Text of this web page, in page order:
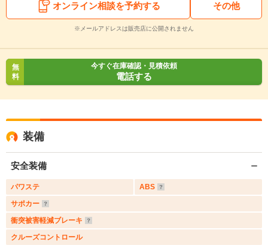
オンライン相談を予約する その他
※メールアドレスは販売店に公開されません
無
料
今すぐ在庫確認・見積依頼
電話する
装備
安全装備
パワステ
ABS
サポカー
衝突被害軽減ブレーキ
クルーズコントロール